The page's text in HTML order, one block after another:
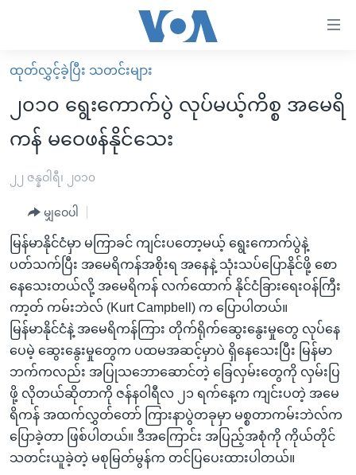
လွယ်ကူ
စေ
သည့်
များ
အကြောင်းအရာ
သို့
ကြည့်
ရန်
ပင်မ
ညွန်း
စာမျက်နှာ
ကျော်
မူလစာမျက်နှာ
မြန်မာ
ကမ္ဘာ့သတင်းများ
နိုင်ငံတကာ
အစ္စရေး-ပါလက်စတိုင်း
ရပ်ဝန်းတခု လမ်းတခု အလွန်
အင်္ဂလိပ်စာလေ့လာမယ်
အမေရိကန်သုံးအီဒီယံ
မကြေးမုံရဲ့ အင်္ဂလိပ်စာ
ရုပ်ရှင်ထဲက အင်္ဂလိပ်စာ
သုတပဒေသာ အင်္ဂလိပ်စာ
အပတ်စဉ်ကဏ္ဍများ
ရေဒီယို
တီဗွီ
ရေဒီယိုနှင့်ရုပ်သံ အချက်အလက်များ
ရေဒီယို/တီဗွီအစီအစဉ်
Learning English
ဗွီအိုအေ လူမှုကွန်ယက်များ
ထုတ်လွှင့်ခဲ့ပြီး သတင်းများ
၂၀၁၀ ရွေးကောက်ပွဲ လုပ်မယ့်ကိစ္စ အမေရိ
ကန် မဝေဖန်နိုင်သေး
၂၂ ဇန္နဝါရီ၊ ၂၀၁၀
မျှဝေပါ
မြန်မာနိုင်ငံမှာ မကြာခင် ကျင်းပတော့မယ့် ရွေးကောက်ပွဲနဲ့
ပတ်သက်ပြီး အမေရိကန်အစိုးရ အနေနဲ့ သုံးသပ်ပြောနိုင်ဖို့ စော
နေသေးတယ်လို့ အမေရိကန် လက်ထောက် နိုင်ငံခြားရေးဝန်ကြီး
ကာ့တ် ကမ်းဘဲလ် (Kurt Campbell) က ပြောပါတယ်။
မြန်မာနိုင်ငံနဲ့ အမေရိကန်ကြား တိုက်ရိုက်ဆွေးနွေးမှုတွေ လုပ်နေ
ပေမဲ့ ဆွေးနွေးမှုတွေက ပထမအဆင့်မှာပဲ ရှိနေသေးပြီး မြန်မာ
ဘက်ကလည်း အပြုသဘောဆောင်တဲ့ ခြေလှမ်းတွေကို လှမ်းပြ
ဖို့ လိုတယ်ဆိုတာကို ဇန်နဝါရီလ ၂၁ ရက်နေ့က ကျင်းပတဲ့ အမေ
ရိကန် အထက်လွှတ်တော် ကြားနာပွဲတခုမှာ မစ္စတာကမ်းဘဲလ်က
ပြောခဲ့တာ ဖြစ်ပါတယ်။ ဒီအကြောင်း အပြည့်အစုံကို ကိုယ်တိုင်
သတင်းယူခဲ့တဲ့ မစုမြတ်မွန်က တင်ပြပေးထားပါတယ်။